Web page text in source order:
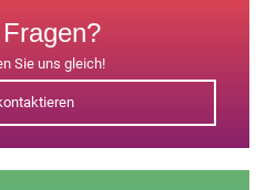
Sie uns gleich!